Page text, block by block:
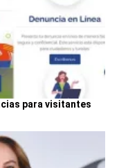
para visitantes